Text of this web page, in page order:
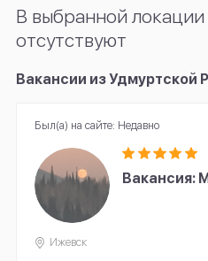
В выбранной локации
отсутствуют
Вакансии из Удмуртской
Вакансия:
Ижевск
Был(а) на сайте: Недавно